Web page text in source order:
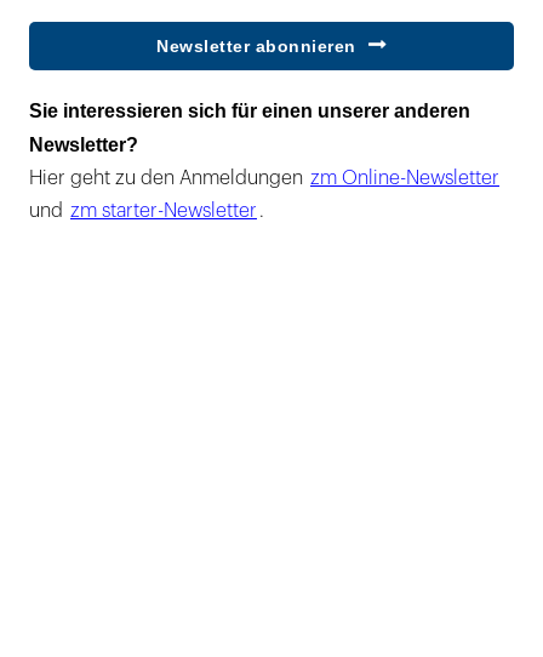
Newsletter abonnieren
Sie interessieren sich für einen unserer anderen
Newsletter?
Hier geht zu den Anmeldungen zm Online-Newsletter
und zm starter-Newsletter .